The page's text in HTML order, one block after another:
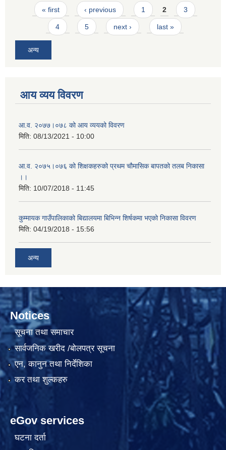
Pages
« first ‹ previous 1 2 3
4 5 next › last »
अन्य
आय व्यय विवरण
आ.व. २०७७।०७८ को आय व्ययको विवरण
मिति: 08/13/2021 - 10:00
आ.व. २०७५।०७६ को शिक्षकहरुको प्रथम चौमासिक बापतको तलब निकासा
।।
मिति: 10/07/2018 - 11:45
कुम्मायक गाउँपालिकाको बिद्यालयमा बिभिन्न शिर्षकमा भएको निकासा विवरण
मिति: 04/19/2018 - 15:56
अन्य
Notices
सूचना तथा समाचार
सार्वजनिक खरीद /बोलपत्र सूचना
एन, कानुन तथा निर्देशिका
कर तथा शुल्कहरु
eGov services
घटना दर्ता